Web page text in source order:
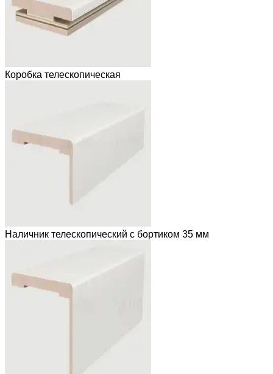
Коробка телескопическая
Наличник телескопический с бортиком 35 мм